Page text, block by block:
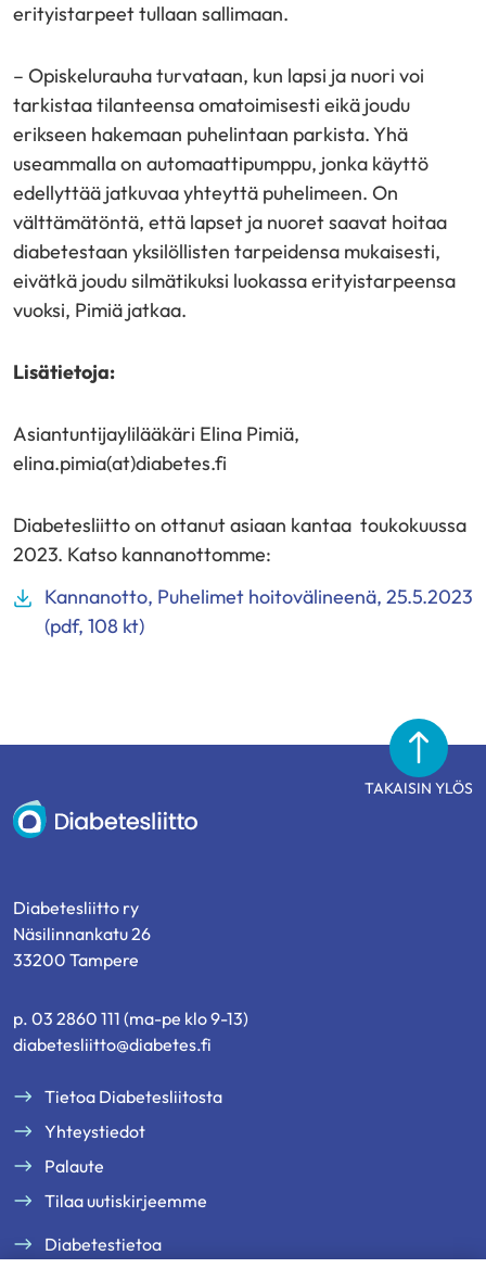
erityistarpeet tullaan sallimaan.
– Opiskelurauha turvataan, kun lapsi ja nuori voi
tarkistaa tilanteensa omatoimisesti eikä joudu
erikseen hakemaan puhelintaan parkista. Yhä
useammalla on automaattipumppu, jonka käyttö
edellyttää jatkuvaa yhteyttä puhelimeen. On
välttämätöntä, että lapset ja nuoret saavat hoitaa
diabetestaan yksilöllisten tarpeidensa mukaisesti,
eivätkä joudu silmätikuksi luokassa erityistarpeensa
vuoksi, Pimiä jatkaa.
Lisätietoja:
Asiantuntijaylilääkäri Elina Pimiä,
elina.pimia(at)diabetes.fi
Diabetesliitto on ottanut asiaan kantaa toukokuussa
2023. Katso kannanottomme:
Kannanotto, Puhelimet hoitovälineenä, 25.5.2023
(pdf, 108 kt)
TAKAISIN YLÖS
Diabetesliitto
Diabetesliitto ry
Näsilinnankatu 26
33200 Tampere
p. 03 2860 111 (ma-pe klo 9-13)
diabetesliitto@diabetes.fi
Tietoa Diabetesliitosta
Yhteystiedot
Palaute
Tilaa uutiskirjeemme
Diabetestietoa